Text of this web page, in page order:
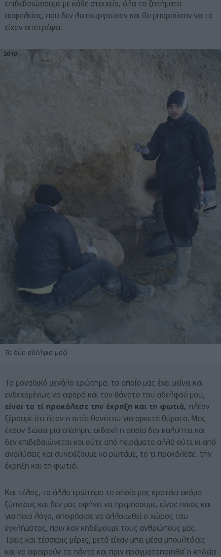
επιβεβαιώσουμε με κάθε στοιχείο, όλα τα ζητήματα
ασφαλείας, που δεν λειτουργούσαν και θα μπορούσαν να το
είχαν αποτρέψει.
Τα δύο αδέλφια μαζί
Το μοναδικό μεγάλο ερώτημα, το οποίο μας έχει μείνει και
ενδεχομένως να αφορά και τον θάνατο του αδελφού μου,
είναι το τί προκάλεσε την έκρηξη και τη φωτιά, πλέον
ξέρουμε ότι ήταν η αιτία θανάτου για αρκετά θύματα. Μας
έχουν δώσει μία επίσημη, εκδοχή η οποία δεν καλύπτει και
δεν επιβεβαιώνεται και ούτε από πειράματα αλλά ούτε κι από
αναλύσεις και συνεχίζουμε να ρωτάμε, το τι προκάλεσε, την
έκρηξη και τη φωτιά.
Και τέλος, το άλλο ερώτημα το οποίο μας κρατάει ακόμα
ξύπνιους και δεν μας αφήνει να ηρεμήσουμε, είναι: ποιος και
για ποιο λόγο, αποφάσισε να αλλοιωθεί ο χώρος του
εγκλήματος, πριν καν κηδέψουμε τους ανθρώπους μας.
Τρεις και τέσσερις μέρες, μετά είχαν μπει μέσα μπουλτόζες
και να αφαιρούν τα πάντα και πριν πραγματοποιηθεί η κηδεία